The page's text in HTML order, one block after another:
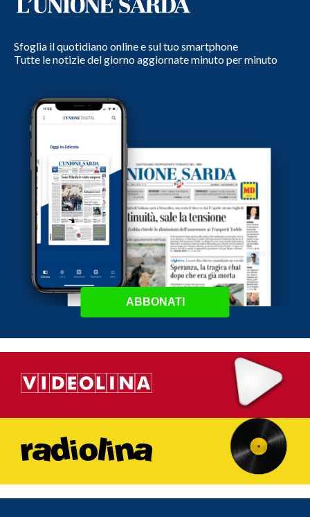
Sfoglia il quotidiano online e sul tuo smartphone
Tutte le notizie del giorno aggiornate minuto per minuto
ABBONATI